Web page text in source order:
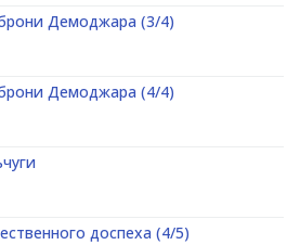
Демоджара (3/4)
Демоджара (4/4)
доспеха (4/5)